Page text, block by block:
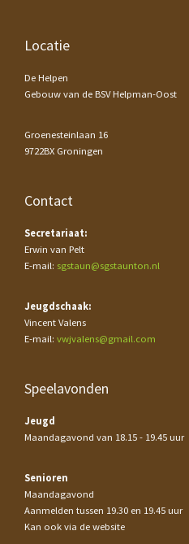
Footer
Locatie
De Helpen
Gebouw van de BSV Helpman-Oost
Groenesteinlaan 16
9722BX Groningen
Contact
Secretariaat:
Erwin van Pelt
E-mail: sgstaun@sgstaunton.nl
Jeugdschaak:
Vincent Valens
E-mail: vwjvalens@gmail.com
Speelavonden
Jeugd
Maandagavond van 18.15 - 19.45 uur
Senioren
Maandagavond
Aanmelden tussen 19.30 en 19.45 uur
Kan ook via de website